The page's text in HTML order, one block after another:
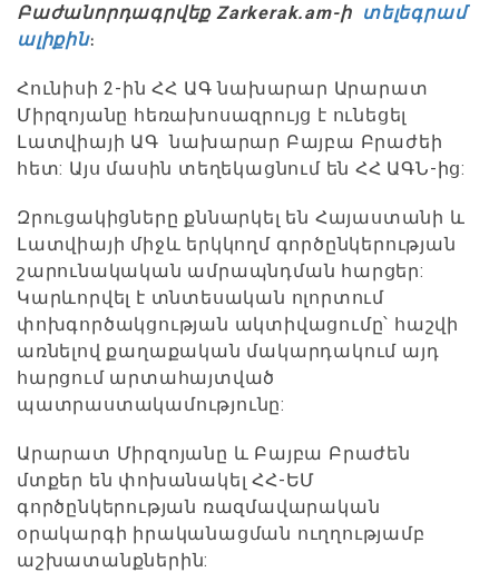
Բաժանորդագրվեք Zarkerak.am-ի տելեգրամ
ալիքին։
Հունիսի 2-ին ՀՀ ԱԳ նախարար Արարատ
Միրզոյանը հեռախոսազրույց է ունեցել
Լատվիայի ԱԳ նախարար Բայբա Բրաժեի
հետ: Այս մասին տեղեկացնում են ՀՀ ԱԳՆ-ից:
Զրուցակիցները քննարկել են Հայաստանի և
Լատվիայի միջև երկկողմ գործընկերության
շարունակական ամրապնդման հարցեր:
Կարևորվել է տնտեսական ոլորտում
փոխգործակցության ակտիվացումը՝ հաշվի
առնելով քաղաքական մակարդակում այդ
հարցում արտահայտված
պատրաստակամությունը:
Արարատ Միրզոյանը և Բայբա Բրաժեն
մտքեր են փոխանակել ՀՀ-ԵՄ
գործընկերության ռազմավարական
օրակարգի իրականացման ուղղությամբ
աշխատանքներին: